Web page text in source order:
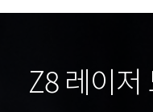
Z8 레이저